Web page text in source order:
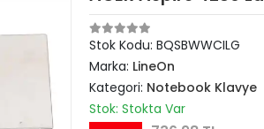
Stok Kodu: BQSBWWCILG
Marka: LineOn
Kategori: Notebook Klavye
Stok: Stokta Var